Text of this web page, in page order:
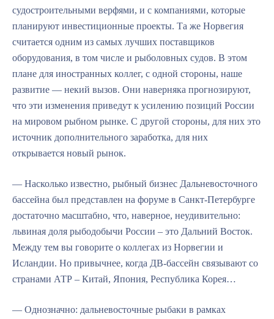
судостроительными верфями, и с компаниями, которые
планируют инвестиционные проекты. Та же Норвегия
считается одним из самых лучших поставщиков
оборудования, в том числе и рыболовных судов. В этом
плане для иностранных коллег, с одной стороны, наше
развитие — некий вызов. Они наверняка прогнозируют,
что эти изменения приведут к усилению позиций России
на мировом рыбном рынке. С другой стороны, для них это
источник дополнительного заработка, для них
открывается новый рынок.
— Насколько известно, рыбный бизнес Дальневосточного
бассейна был представлен на форуме в Санкт-Петербурге
достаточно масштабно, что, наверное, неудивительно:
львиная доля рыбодобычи России – это Дальний Восток.
Между тем вы говорите о коллегах из Норвегии и
Исландии. Но привычнее, когда ДВ-бассейн связывают со
странами АТР – Китай, Япония, Республика Корея…
— Однозначно: дальневосточные рыбаки в рамках